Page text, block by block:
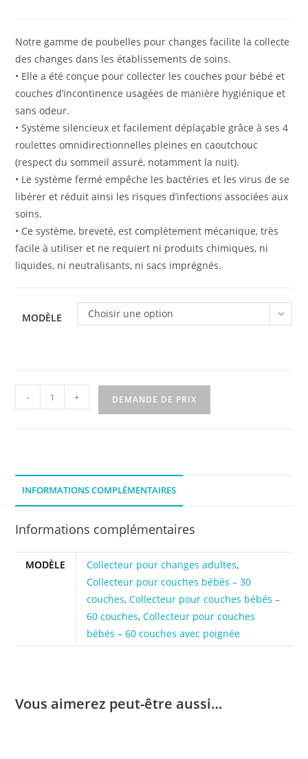
Notre gamme de poubelles pour changes facilite la collecte
des changes dans les établissements de soins.
• Elle a été conçue pour collecter les couches pour bébé et
couches d’incontinence usagées de manière hygiénique et
sans odeur.
• Système silencieux et facilement déplaçable grâce à ses 4
roulettes omnidirectionnelles pleines en caoutchouc
(respect du sommeil assuré, notamment la nuit).
• Le système fermé empêche les bactéries et les virus de se
libérer et réduit ainsi les risques d’infections associées aux
soins.
• Ce système, breveté, est complètement mécanique, très
facile à utiliser et ne requiert ni produits chimiques, ni
liquides, ni neutralisants, ni sacs imprégnés.
MODÈLE Choisir une option
quantité
de
/
couches
- + DEMANDE DE PRIX
INFORMATIONS COMPLÉMENTAIRES
Informations complémentaires
MODÈLE Collecteur pour changes adultes,
Collecteur pour couches bébés – 30
couches,Collecteur pour couches bébés –
60 couches,Collecteur pour couches
bébés – 60 couches avec poignée
Vous aimerez peut-être aussi…